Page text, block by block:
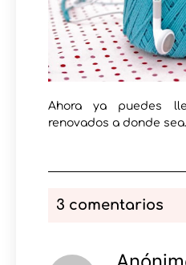
Ahora ya puedes
renovados a donde
3 comentarios